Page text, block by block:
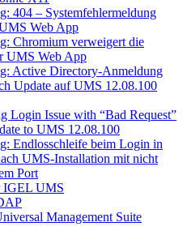
404 – Systemfehlermeldung
Web App
Chromium verweigert die
UMS Web App
Active Directory-Anmeldung
Update auf UMS 12.08.100
Login Issue with “Bad Request”
to UMS 12.08.100
Endlosschleife beim Login in
UMS-Installation mit nicht
Port
IGEL UMS
Management Suite